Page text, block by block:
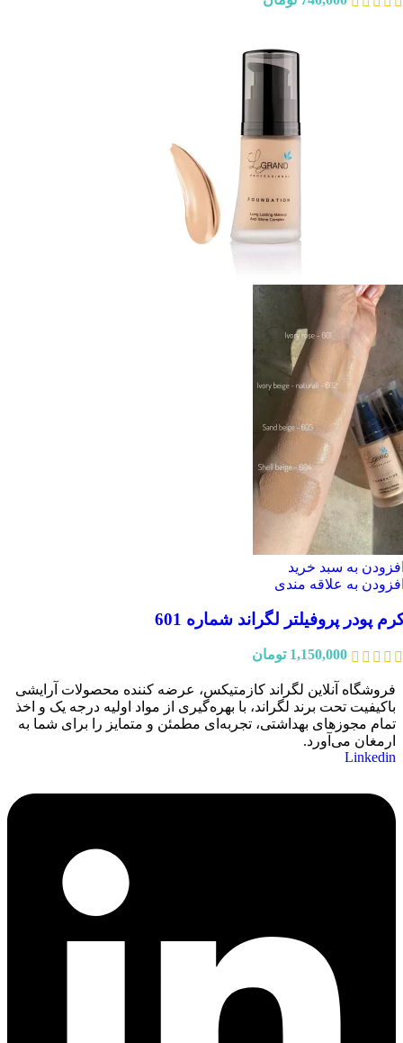
به سبد خرید
به علاقه مندی
پودر پروفیلتر لگراند شماره 601
1,150,000 تومان
فروشگاه آنلاین لگراند کازمتیکس، عرضه‌ کننده محصولات آرایشی
باکیفیت تحت برند لگراند، با بهره‌گیری از مواد اولیه درجه یک و اخذ
تمام مجوزهای بهداشتی، تجربه‌ای مطمئن و متمایز را برای شما به
ارمغان می‌آورد.
Linkedin